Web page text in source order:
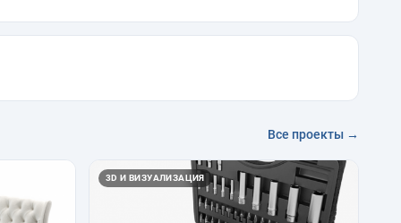
Все проекты →
3D И ВИЗУАЛИЗАЦИЯ